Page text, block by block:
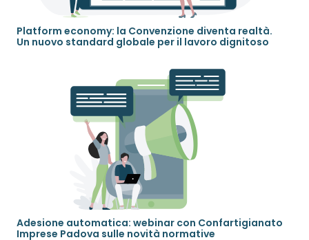
Platform economy: la Convenzione diventa realtà.
Un nuovo standard globale per il lavoro dignitoso
Adesione automatica: webinar con Confartigianato
Imprese Padova sulle novità normative